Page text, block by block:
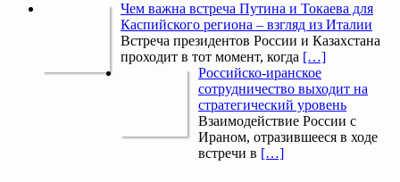
Чем важна встреча Путина и Токаева для
Каспийского региона – взгляд из Италии
Встреча президентов России и Казахстана
проходит в тот момент, когда […]
Российско-иранское
сотрудничество выходит на
стратегический уровень
Взаимодействие России с
Ираном, отразившееся в ходе
встречи в […]